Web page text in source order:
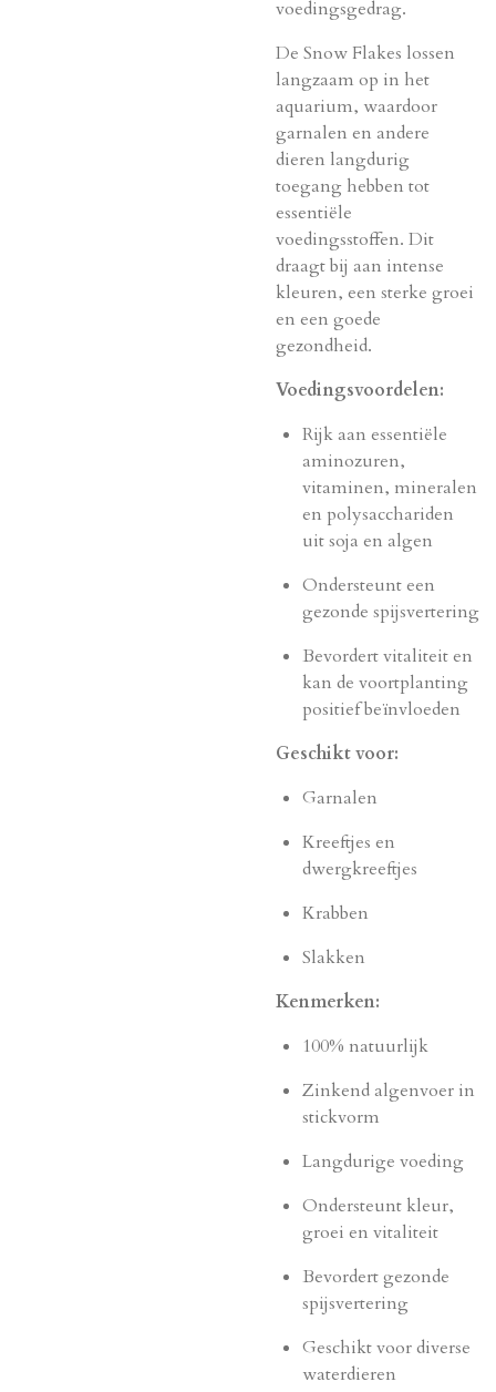
voedingsgedrag.
De Snow Flakes lossen
langzaam op in het
aquarium, waardoor
garnalen en andere
dieren langdurig
toegang hebben tot
essentiële
voedingsstoffen. Dit
draagt bij aan intense
kleuren, een sterke groei
en een goede
gezondheid.
Voedingsvoordelen:
Rijk aan essentiële
aminozuren,
vitaminen, mineralen
en polysacchariden
uit soja en algen
Ondersteunt een
gezonde spijsvertering
Bevordert vitaliteit en
kan de voortplanting
positief beïnvloeden
Geschikt voor:
Garnalen
Kreeftjes en
dwergkreeftjes
Krabben
Slakken
Kenmerken:
100% natuurlijk
Zinkend algenvoer in
stickvorm
Langdurige voeding
Ondersteunt kleur,
groei en vitaliteit
Bevordert gezonde
spijsvertering
Geschikt voor diverse
waterdieren